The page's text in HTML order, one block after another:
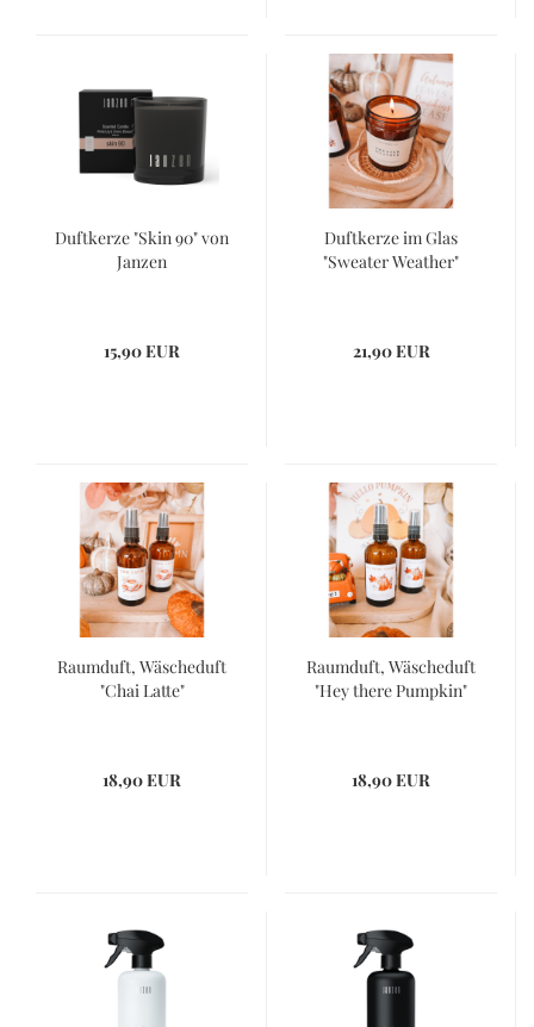
Duftkerze "Skin 90" von
Janzen
15,90 EUR
Duftkerze im Glas
"Sweater Weather"
21,90 EUR
Raumduft, Wäscheduft
"Chai Latte"
18,90 EUR
Raumduft, Wäscheduft
"Hey there Pumpkin"
18,90 EUR